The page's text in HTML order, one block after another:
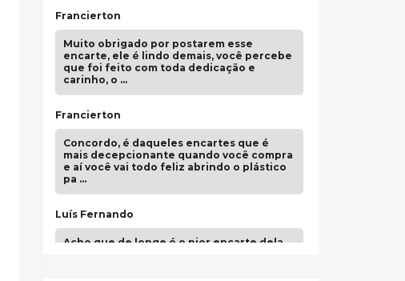
Francierton
Muito obrigado por postarem esse
encarte, ele é lindo demais, você percebe
que foi feito com toda dedicação e
carinho, o …
Francierton
Concordo, é daqueles encartes que é
mais decepcionante quando você compra
e aí você vai todo feliz abrindo o plástico
pa …
Luís Fernando
Acho que de longe é o pior encarte dela.